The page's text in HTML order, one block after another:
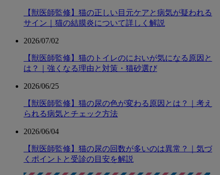
【獣医師監修】猫の正しい目元ケアと病気が疑われる
サイン｜猫の結膜炎について詳しく解説
2026/07/02
【獣医師監修】猫のトイレのにおいが気になる原因と
は？｜強くなる理由と対策・猫砂選び
2026/06/25
【獣医師監修】猫の尿の色が変わる原因とは？｜考え
られる病気とチェック方法
2026/06/04
【獣医師監修】猫の尿の回数が多いのは異常？｜気づ
くポイントと受診の目安を解説